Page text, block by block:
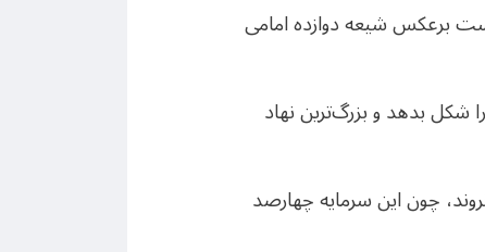
برعکس شیعه دوازده امامی
شکل بدهد و بزرگ‌ترین نهاد
چون این سرمایه چهارصد